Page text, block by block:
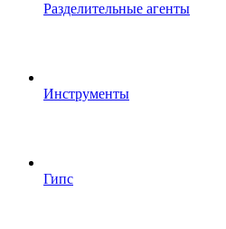
Разделительные агенты
Инструменты
Гипс